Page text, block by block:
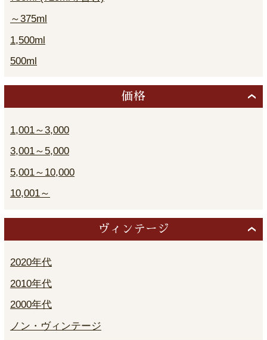
～375ml
1,500ml
500ml
価格
1,001～3,000
3,001～5,000
5,001～10,000
10,001～
ヴィンテージ
2020年代
2010年代
2000年代
ノン・ヴィンテージ